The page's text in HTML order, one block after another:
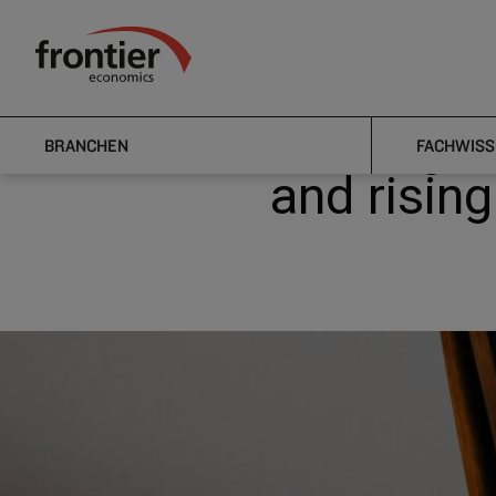
Frontier Economics
BRANCHEN
Nachrichten & Einblicke
Retiring
and